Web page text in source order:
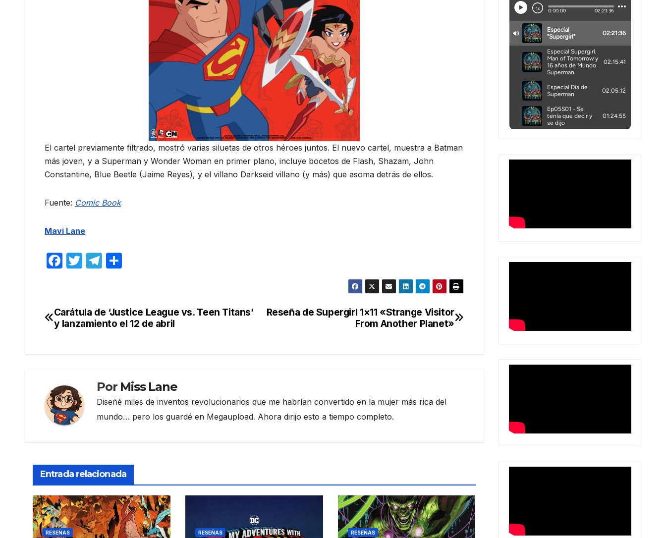
El cartel previamente filtrado, mostró varias siluetas de otros héroes juntos. El nuevo cartel, muestra a Batman
más joven, y a Superman y Wonder Woman en primer plano, incluye bocetos de Flash, Shazam, John
Constantine, Blue Beetle (Jaime Reyes), y el villano Darkseid villano (y más) que asoma detrás de ellos.
Fuente: Comic Book
Mavi Lane
F
e
b
T
er
T
gr
a
p
ar
Navegación
Reseña de Supergirl 1×11 «Strange Visitor
From Another Planet»
Carátula de ‘Justice League vs. Teen Titans’
y lanzamiento el 12 de abril
Por Miss Lane
Diseñé miles de inventos revolucionarios que me habrían convertido en la mujer más rica del
mundo… pero los guardé en Megaupload. Ahora dirijo esto a tiempo completo.
Entrada relacionada
RESEÑAS RESEÑAS RESEÑAS